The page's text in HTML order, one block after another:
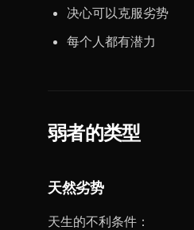
决心可以克服劣势
每个人都有潜力
弱者的类型
天然劣势
天生的不利条件：